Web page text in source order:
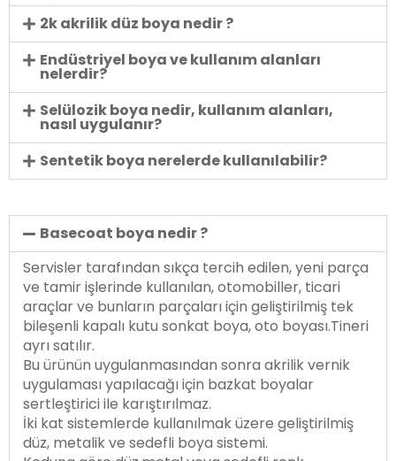
2k akrilik düz boya nedir ?
Endüstriyel boya ve kullanım alanları
nelerdir?
Selülozik boya nedir, kullanım alanları,
nasıl uygulanır?
Sentetik boya nerelerde kullanılabilir?
Basecoat boya nedir ?
Servisler tarafından sıkça tercih edilen, yeni parça
ve tamir işlerinde kullanılan, otomobiller, ticari
araçlar ve bunların parçaları için geliştirilmiş tek
bileşenli kapalı kutu sonkat boya, oto boyası.Tineri
ayrı satılır.
Bu ürünün uygulanmasından sonra akrilik vernik
uygulaması yapılacağı için bazkat boyalar
sertleştirici ile karıştırılmaz.
İki kat sistemlerde kullanılmak üzere geliştirilmiş
düz, metalik ve sedefli boya sistemi.